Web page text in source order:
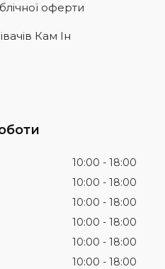
оферти
Кам Ін
10:00
18:00
10:00
18:00
10:00
18:00
10:00
18:00
10:00
18:00
10:00
18:00